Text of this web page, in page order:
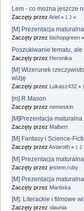
Lem - co można jeszcze
Zaczęty przez Ariel « 1 2 »
[M] Prezentacja maturalna.
Zaczęty przez bishopgreen «
Poszukiwanie tematu, ale
Zaczęty przez Heronika
[M] Wizerunek
wizję
Zaczęty przez Lukasz432 « 1
[m] R.Mason
Zaczęty przez nemeskin
[M]Prezentacja
Zaczęty przez Malbert
[M] Fantasy i Science-
Zaczęty przez Astaroth « 1 2
[M] Prezentacja
Zaczęty przez jestem.ruby
[M] Prezentacja maturalna
Zaczęty przez Martiska
[M]. Literackie i filmowe
Zaczęty przez olaunia